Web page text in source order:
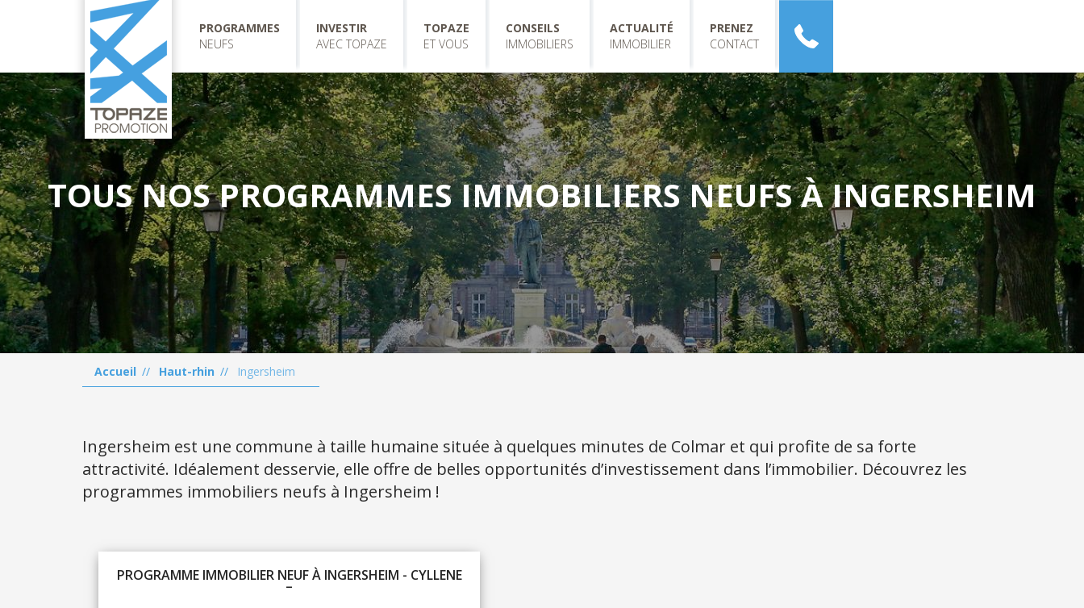
principal
PROGRAMMES
NEUFS
NEUF
INVESTIR
AVEC TOPAZE
TOPAZE
ET VOUS
CONSEILS
IMMOBILIERS
ACTUALITÉ
IMMOBILIER
PRENEZ
CONTACT
TOUS NOS PROGRAMMES IMMOBILIERS NEUFS À INGERSHEIM
Accueil Haut-rhin Ingersheim
Ingersheim est une commune à taille humaine située à quelques minutes de Colmar et qui profite de sa forte
attractivité. Idéalement desservie, elle offre de belles opportunités d’investissement dans l’immobilier. Découvrez les
programmes immobiliers neufs à Ingersheim !
PROGRAMME IMMOBILIER NEUF À INGERSHEIM - CYLLENE